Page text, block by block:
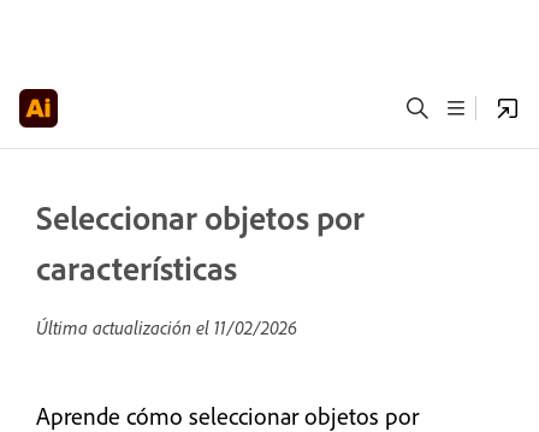
Seleccionar objetos por
características
Última actualización el 11/02/2026
Aprende cómo seleccionar objetos por